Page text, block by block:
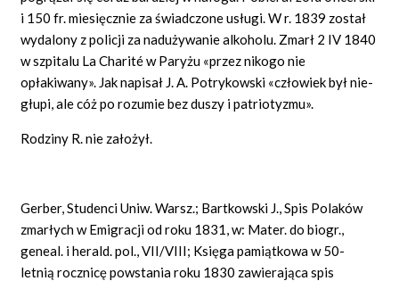
i 150 fr. miesięcznie za świadczone usługi. W r. 1839 został
wydalony z policji za nadużywanie alkoholu. Zmarł 2 IV 1840
w szpitalu La Charitéw Paryżu «przeznikogo nie
opłakiwany». Jak napisał J.A. Potrykowski «człowiek był nie-
głupi, ale cóż po rozumie bez duszy i patriotyzmu».
Rodziny R. nie założył.
Gerber, Studenci Uniw.Warsz.; Bartkowski J., Spis Polaków
zmarłych w Emigracji od roku 1831, w: Mater. do biogr.,
geneal. i herald. pol.,VII/VIII; Księga pamiątkowa w 50-
letnią rocznicę powstania roku 1830 zawierająca spis